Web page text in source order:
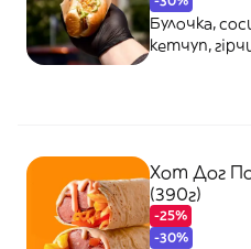
Булочка,
кетчуп,
Хот Дог
(390г)
-25%
-30%